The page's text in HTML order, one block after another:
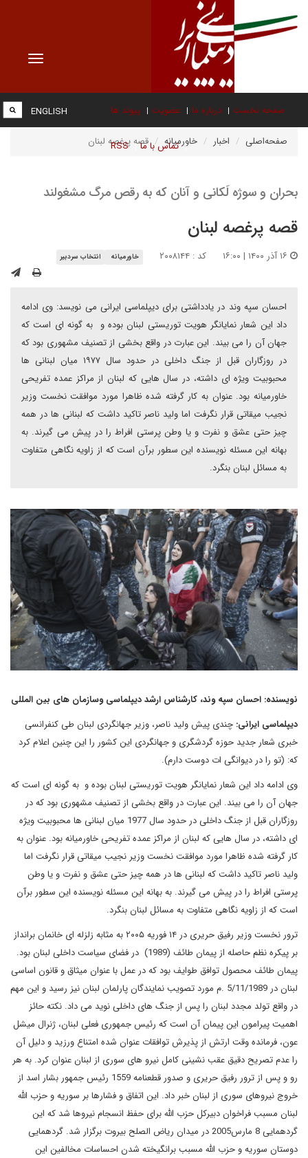
Toggle
صفحه نخست درباره ما عضویت پیوند ها
تماس با ما RSS
ENGLISH
صفحه‌اصلی اخبار خاورمیانه قصه پرغصه لبنان
بحران و سوژه لَکانی و آنان که به رقص مرگ مشغولند
قصه پرغصه لبنان
کد : ۲۰۰۸۱۴۴ خاورمیانه انتخاب سردبیر
احسان سپه وند در یادداشتی برای دیپلماسی ایرانی می نویسد: وی ادامه
داد این شعار نمایانگر هویت توریستی لبنان بوده و به گونه ای است که
جهان آن را می بیند. این عبارت در واقع بخشی از تصنیف مشهوری بود که
در روزگاران قبل از جنگ داخلی در حدود سال ۱۹۷۷ میان لبنانی ها
محبوبیت ویژه ای داشته، در سال هایی که لبنان از مراکز عمده تفریحی
خاورمیانه بود. عنوان به کار گرفته شده ظاهرا مورد موافقت نخست وزیر
نجیب میقاتی قرار نگرفت اما ولید ناصر تاکید داشت که لبنانی ها در همه
چیز حتی عشق و نفرت و یا وطن پرستی افراط را در پیش می گیرند. به
بهانه این مسئله نویسنده این سطور برآن است که از زاویه نگاهی متفاوت
به مسائل لبنان بنگرد.
نویسنده: احسان سپه وند، کارشناس ارشد دیپلماسی وسازمان های بین المللی
دیپلماسی ایرانی: چندی پیش ولید ناصر، وزیر جهانگردی لبنان طی کنفرانسی
خبری شعار جدید حوزه گردشگری و جهانگردی این کشور را این چنین اعلام کرد
که: (تو را در دیوانگی ات دوست دارم).
وی ادامه داد این شعار نمایانگر هویت توریستی لبنان بوده و به گونه ای است که
جهان آن را می بیند. این عبارت در واقع بخشی از تصنیف مشهوری بود که در
روزگاران قبل از جنگ داخلی در حدود سال 1977 میان لبنانی ها محبوبیت ویژه
ای داشته، در سال هایی که لبنان از مراکز عمده تفریحی خاورمیانه بود. عنوان به
کار گرفته شده ظاهرا مورد موافقت نخست وزیر نجیب میقاتی قرار نگرفت اما
ولید ناصر تاکید داشت که لبنانی ها در همه چیز حتی عشق و نفرت و یا وطن
پرستی افراط را در پیش می گیرند. به بهانه این مسئله نویسنده این سطور برآن
است که از زاویه نگاهی متفاوت به مسائل لبنان بنگرد.
ترور نخست وزیر رفیق حریری در ۱۴ فوریه ۲۰۰۵ به مثابه زلزله ای خانمان برانداز
بر پیکره نظم حاصله از پیمان طائف (1989) در فضای سیاست داخلی لبنان بود.
پیمان طائف محصول توافق طوایف بود که در عمل با عنوان میثاق و قانون اساسی
لبنان در 5/11/1989 .م مورد تصویب نمایندگان پارلمان لبنان نیز رسید و این مهم
در واقع تولد مجدد لبنان را پس از جنگ های داخلی نوید می داد. نکته حائز
اهمیت پیرامون این پیمان آن است که رئیس جمهوری فعلی لبنان، ژنرال میشل
عون، فرمانده وقت ارتش از پذیرش توافقات عنوان شده امتناع ورزید و دلیل آن
را عدم تصریح دقیق عقب نشینی کامل نیرو های سوری از لبنان عنوان کرد. به هر
رو و پس از ترور رفیق حریری و صدور قطعنامه 1559 رئیس جمهور بشار اسد از
خروج نیروهای سوری از لبنان خبر داد. این اتفاق و فشارها بر سوریه و حزب الله
لبنان مسبب فراخوان دبیرکل حزب الله برای حفظ انسجام نیروها شد که این
گردهمایی 8 مارس2005 در میدان ریاض الصلح بیروت برگزار شد. گردهمایی
دوستان سوریه و حزب الله مسبب برانگیخته شدن احساسات مخالفین این